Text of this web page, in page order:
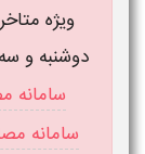
دوشنبه و سه شنبه 5 و 6 مرداد
سامانه
سامانه